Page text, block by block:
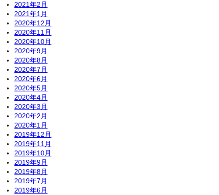
2021年2月
2021年1月
2020年12月
2020年11月
2020年10月
2020年9月
2020年8月
2020年7月
2020年6月
2020年5月
2020年4月
2020年3月
2020年2月
2020年1月
2019年12月
2019年11月
2019年10月
2019年9月
2019年8月
2019年7月
2019年6月